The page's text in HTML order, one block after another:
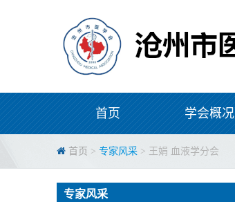
首页 学会概况
首页 > 专家风采 > 王娟 血液学分会
专家风采